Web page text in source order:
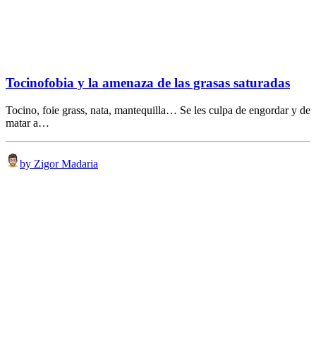
Tocinofobia y la amenaza de las grasas saturadas
Tocino, foie grass, nata, mantequilla… Se les culpa de engordar y de
matar a…
by Zigor Madaria